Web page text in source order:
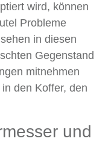
wird, können
Probleme
in diesen
Gegenstand
mitnehmen
den Koffer, den
und